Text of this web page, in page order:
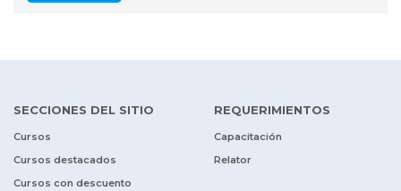
SECCIONES DEL SITIO
Cursos
Cursos destacados
Cursos con descuento
REQUERIMIENTOS
Capacitación
Relator